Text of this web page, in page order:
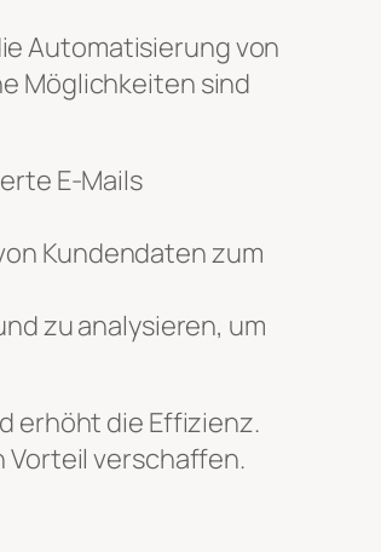
Automatisierung von
Möglichkeiten sind
E-Mails
Kundendaten zum
zu analysieren, um
erhöht die Effizienz.
verschaffen.